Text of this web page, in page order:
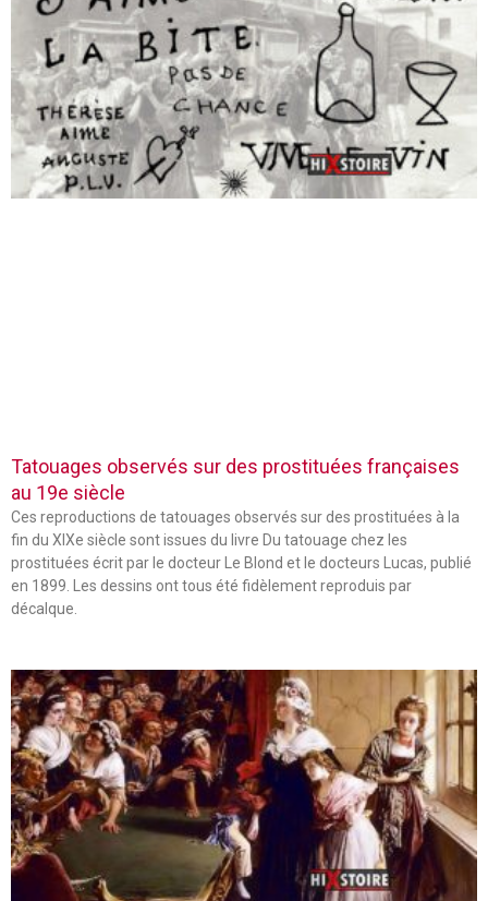
Tatouages observés sur des prostituées françaises
au 19e siècle
Ces reproductions de tatouages observés sur des prostituées à la
fin du XIXe siècle sont issues du livre Du tatouage chez les
prostituées écrit par le docteur Le Blond et le docteurs Lucas, publié
en 1899. Les dessins ont tous été fidèlement reproduis par
décalque.